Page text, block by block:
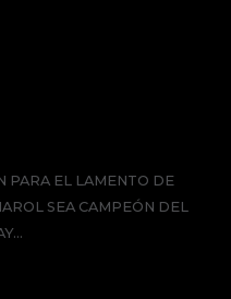
PARA EL LAMENTO DE
SEA CAMPEÓN DEL